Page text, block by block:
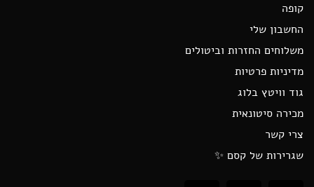
קופה
החשבון שלי
משלוחים החזרות וביטולים
מדיניות פרטיות
גוד וויטץ בלוג
מכירה סיטונאית
צרי קשר
שגרירות של קסם ✨